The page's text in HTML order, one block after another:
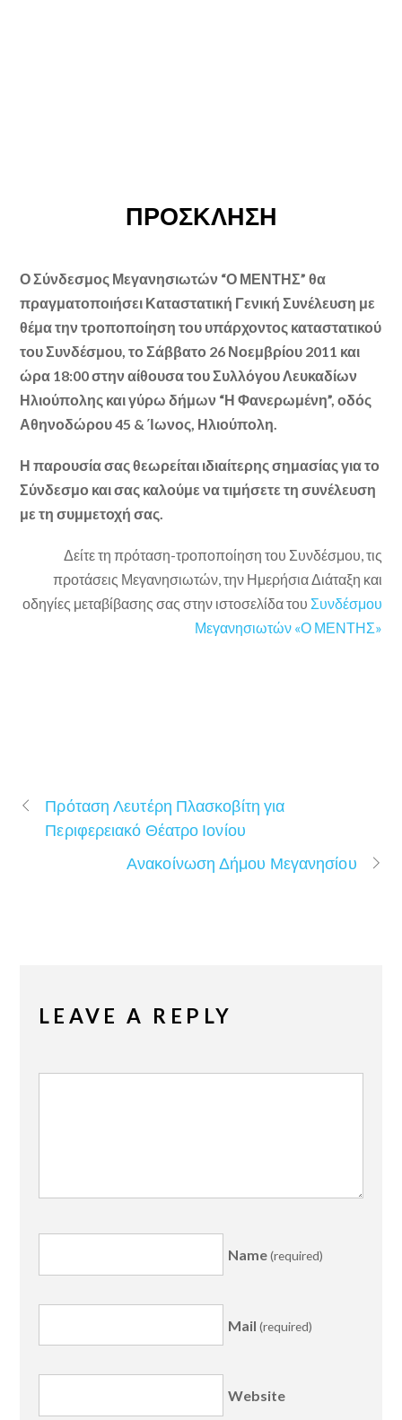
ΠΡΟΣΚΛΗΣΗ
Ο Σύνδεσμος Μεγανησιωτών “Ο ΜΕΝΤΗΣ” θα
πραγματοποιήσει Καταστατική Γενική Συνέλευση με
θέμα την τροποποίηση του υπάρχοντος καταστατικού
του Συνδέσμου, το Σάββατο 26 Νοεμβρίου 2011 και
ώρα 18:00 στην αίθουσα του Συλλόγου Λευκαδίων
Ηλιούπολης και γύρω δήμων “Η Φανερωμένη”, οδός
Αθηνοδώρου 45 & Ίωνος, Ηλιούπολη.
Η παρουσία σας θεωρείται ιδιαίτερης σημασίας για το
Σύνδεσμο και σας καλούμε να τιμήσετε τη συνέλευση
με τη συμμετοχή σας.
Δείτε τη πρόταση-τροποποίηση του Συνδέσμου, τις
προτάσεις Μεγανησιωτών, την Ημερήσια Διάταξη και
οδηγίες μεταβίβασης σας στην ιστοσελίδα του Συνδέσμου
Μεγανησιωτών «Ο ΜΕΝΤΗΣ»
Πρόταση Λευτέρη Πλασκοβίτη για
Περιφερειακό Θέατρο Ιονίου
Ανακοίνωση Δήμου Μεγανησίου
LEAVE A REPLY
Name(required)
Mail (required)
Website